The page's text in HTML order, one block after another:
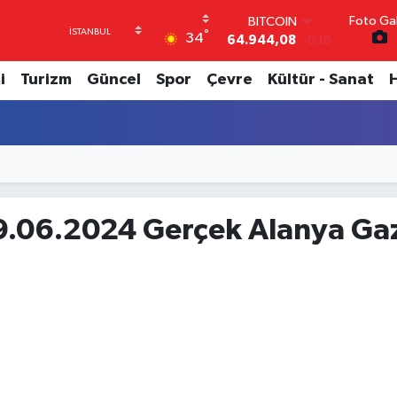
34°
BITCOIN
64.944,08 -0.18
DOLAR
47,7436 0.18
13.779 -14
Foto
Turizm Güncel Spor Çevre Kültür - Sanat
Gerçek Alanya